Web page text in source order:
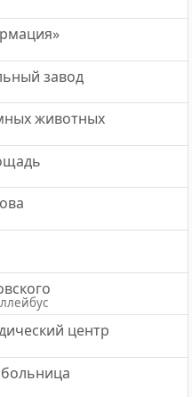
завод
животных
центр